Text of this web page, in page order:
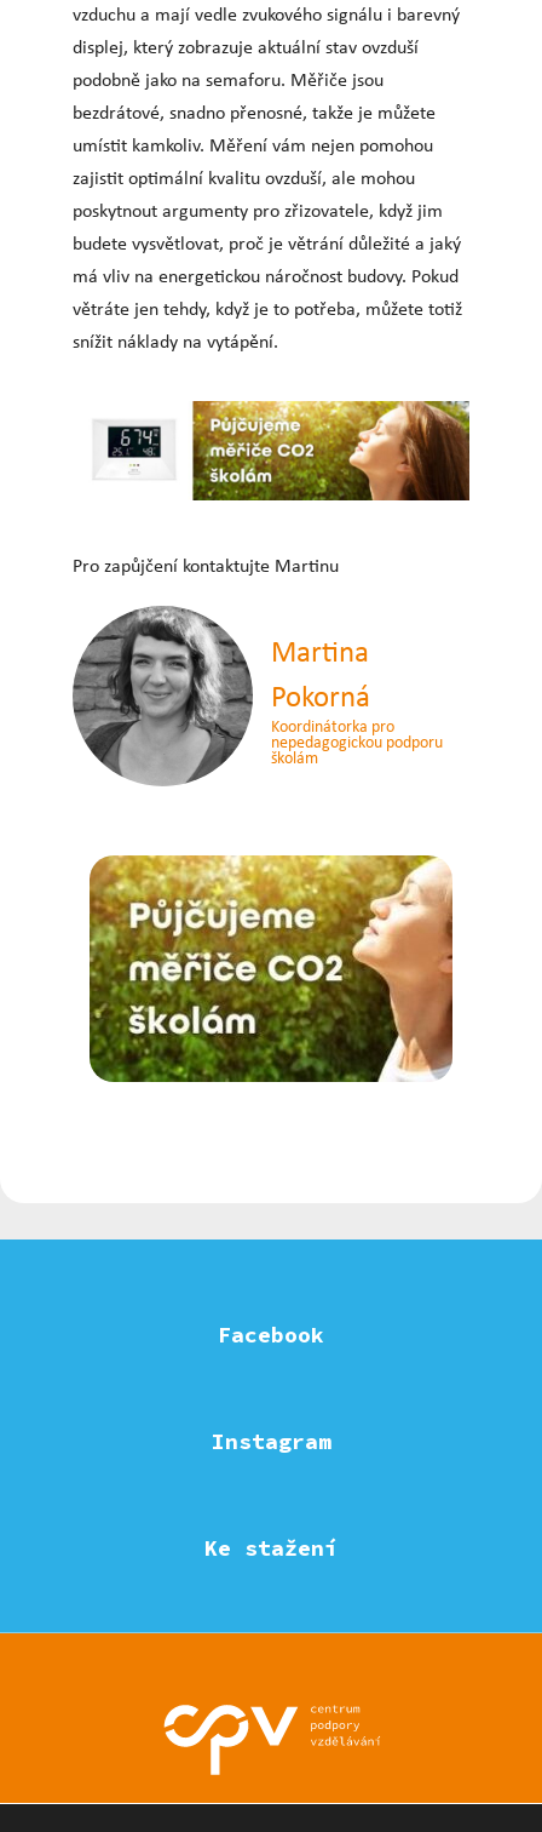
vzduchu a mají vedle zvukového signálu i barevný
displej, který zobrazuje aktuální stav ovzduší
podobně jako na semaforu. Měřiče jsou
bezdrátové, snadno přenosné, takže je můžete
umístit kamkoliv. Měření vám nejen pomohou
zajistit optimální kvalitu ovzduší, ale mohou
poskytnout argumenty pro zřizovatele, když jim
budete vysvětlovat, proč je větrání důležité a jaký
má vliv na energetickou náročnost budovy. Pokud
větráte jen tehdy, když je to potřeba, můžete totiž
snížit náklady na vytápění.
Pro zapůjčení kontaktujte Martinu
Martina
Pokorná
Koordinátorka pro
nepedagogickou podporu
školám
Facebook
Instagram
Ke stažení